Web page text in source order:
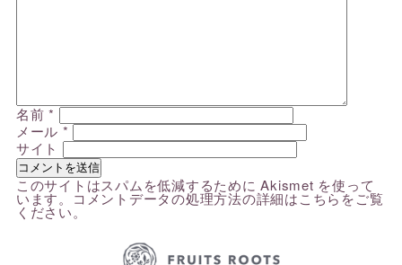
名前*
メール *
サイト
このサイトはスパムを低減するために Akismet を使って
います。 コメントデータの処理方法の詳細はこちらをご覧
ください。